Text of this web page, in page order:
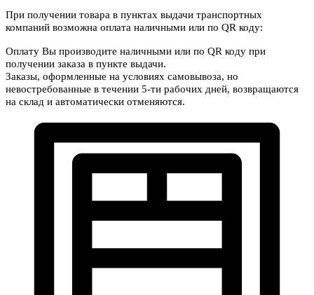
При получении товара в пунктах выдачи транспортных
компаний возможна оплата наличными или по QR коду:
Оплату Вы производите наличными или по QR коду при
получении заказа в пункте выдачи.
Заказы, оформленные на условиях самовывоза, но
невостребованные в течении 5-ти рабочих дней, возвращаются
на склад и автоматически отменяются.